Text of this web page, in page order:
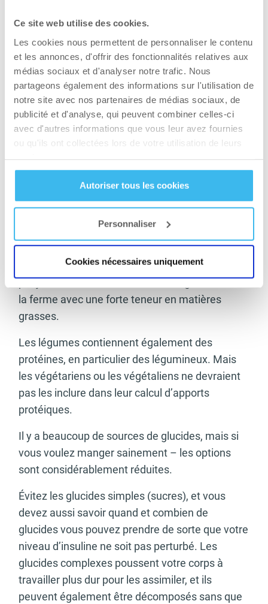
Ce site web utilise des cookies.
Les cookies nous permettent de personnaliser le contenu
et les annonces, d'offrir des fonctionnalités relatives aux
médias sociaux et d'analyser notre trafic. Nous
partageons également des informations sur l'utilisation de
notre site avec nos partenaires de médias sociaux, de
publicité et d'analyse, qui peuvent combiner celles-ci
avec d'autres informations que vous leur avez fournies
ou qu'ils ont collectées lors de votre utilisation de leurs
Autoriser tous les cookies
Personnaliser
Cookies nécessaires uniquement
une source de base utilisée pour reconstituer
votre besoin quotidien en protéines, c’est
quelque chose que vous mangez en plus, une
fois que votre portion régulière nécessaire fut
consommée.
Les œufs et le cottage cheese figurent parmi les
10 principales sources de protéines. Si vous
ou ne pouvez même plus regarder les œufs
brouillés, il existe de nombreuses recettes pour
rendre votre alimentation plus variée.
La teneur en matières grasses doit également
être prise en considération. Vous devriez être
dans la norme, à moins de manger 50-60 œufs
par jour ou de consommer du cottage cheese de
la ferme avec une forte teneur en matières
grasses.
Les légumes contiennent également des
protéines, en particulier des légumineux. Mais
les végétariens ou les végétaliens ne devraient
pas les inclure dans leur calcul d’apports
protéiques.
Il y a beaucoup de sources de glucides, mais si
vous voulez manger sainement – les options
sont considérablement réduites.
Évitez les glucides simples (sucres), et vous
devez aussi savoir quand et combien de
glucides vous pouvez prendre de sorte que votre
niveau d’insuline ne soit pas perturbé. Les
glucides complexes poussent votre corps à
travailler plus dur pour les assimiler, et ils
peuvent également être décomposés sans que